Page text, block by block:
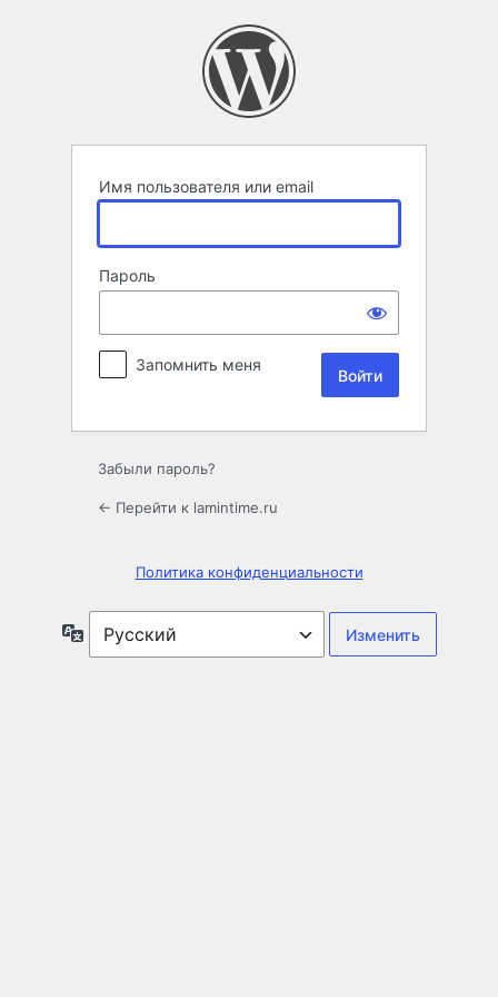
Имя пользователя или email
Пароль
Запомнить меня
Забыли пароль?
← Перейти к lamintime.ru
Политика конфиденциальности
Язык